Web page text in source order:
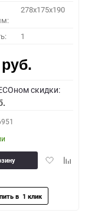
278x175x190
1
руб.
скидки:
Добавить